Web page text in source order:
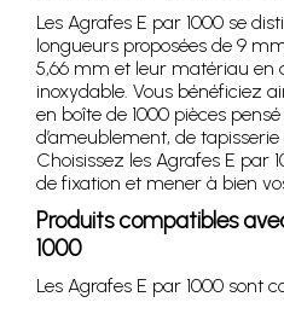
Les Agrafes E par 1000 se
longueurs proposées de 9
5,66 mm et leur matériau en
inoxydable. Vous bénéficiez
en boîte de 1000 pièces
d’ameublement, de
Choisissez les Agrafes E par
de fixation et mener à bien
Produits compatibles
1000
Les Agrafes E par 1000 sont